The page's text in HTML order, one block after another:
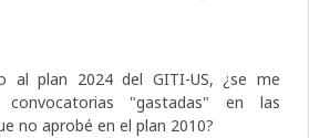
al plan 2024 del GITI-US, ¿se me
"gastadas" en las
no aprobé en el plan 2010?